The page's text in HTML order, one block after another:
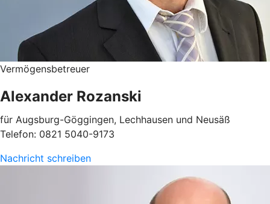
Vermögensbetreuer
Alexander Rozanski
für Augsburg-Göggingen, Lechhausen und Neusäß
Telefon: 0821 5040-9173
Nachricht schreiben